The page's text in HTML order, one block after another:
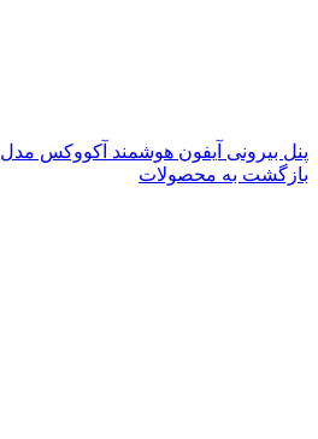
پنل بیرونی آیفون هوشمند آکووکس مدل E12S
بازگشت به محصولات